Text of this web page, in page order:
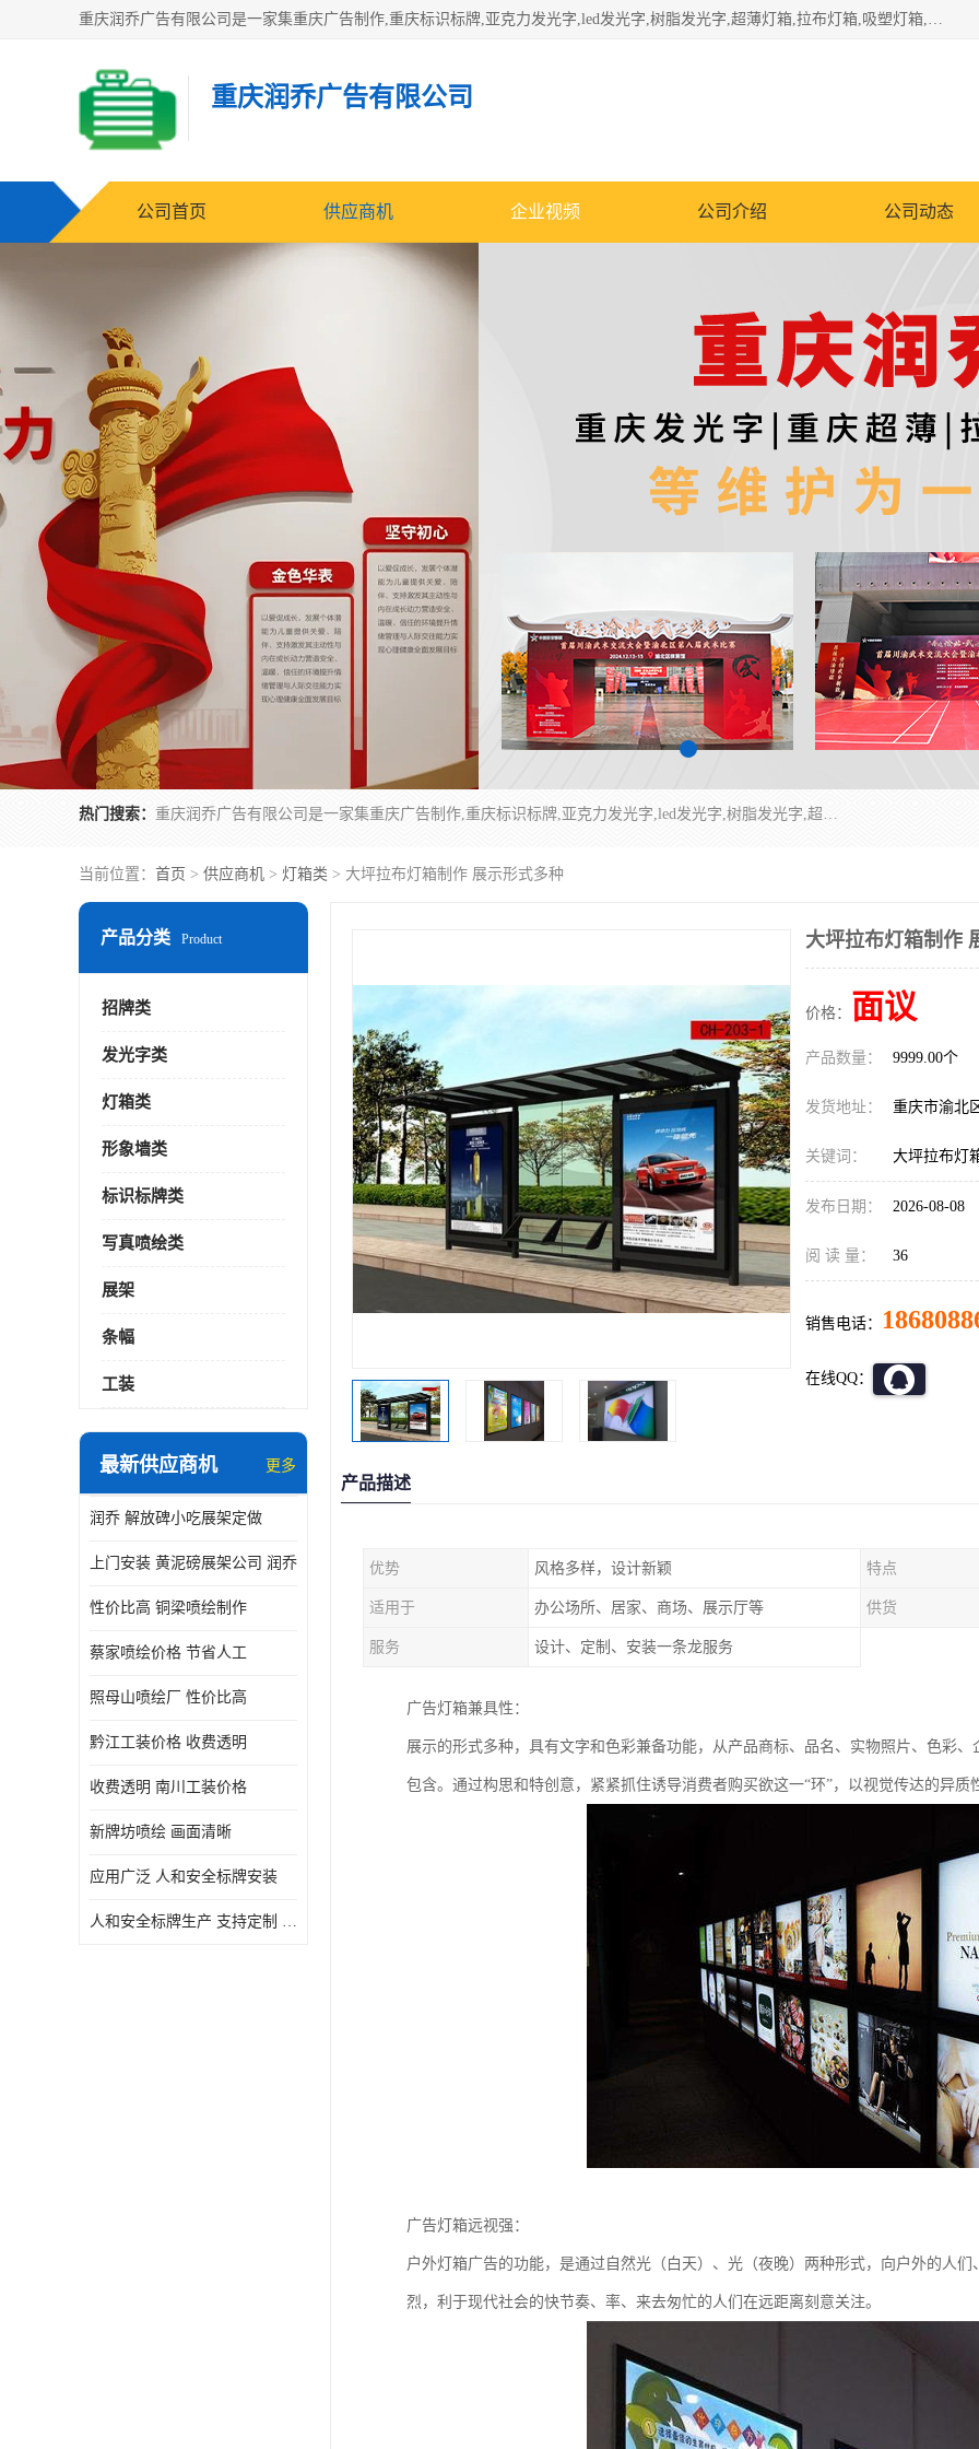
重庆润乔广告有限公司是一家集重庆广告制作,重庆标识标牌,亚克力发光字,led发光字,树脂发光字,超薄灯箱,拉布灯箱,吸塑灯箱,门头招牌,企业形象墙,写真喷绘,x展架,拉网展架,广告展架,条幅,锦旗设计,制作,施工,维护为一体的专业化广告公司.
重庆润乔广告有限公司
公司首页 供应商机 企业视频 公司介绍 公司动态
热门搜索： 重庆润乔广告有限公司是一家集重庆广告制作,重庆标识标牌,亚克力发光字,led发光字,树脂发光字,超薄灯箱,拉布灯箱,吸塑灯箱,门头招牌,企业形象墙,写真喷绘,x展架,拉网展架,广告展架,条幅,锦旗设计,制作,施工,维护为一体的专业化广告公司.
当前位置： 首页 > 供应商机 > 灯箱类 > 大坪拉布灯箱制作 展示形式多种
产品分类 Product
招牌类
发光字类
灯箱类
形象墙类
标识标牌类
写真喷绘类
展架
条幅
工装
最新供应商机 更多
润乔 解放碑小吃展架定做
上门安装 黄泥磅展架公司 润乔
性价比高 铜梁喷绘制作
蔡家喷绘价格 节省人工
照母山喷绘厂 性价比高
黔江工装价格 收费透明
收费透明 南川工装价格
新牌坊喷绘 画面清晰
应用广泛 人和安全标牌安装
人和安全标牌生产 支持定制 润乔
大坪拉布灯箱制作
价格： 面议
产品数量： 9999.00个
发货地址： 重庆市渝北
关键词： 大坪拉布灯
发布日期： 2026-08-08
阅 读 量： 36
销售电话：
在线QQ：
产品描述
优势 风格多样，设计新颖 特点
适用于 办公场所、居家、商场、展示厅等 供货
服务 设计、定制、安装一条龙服务
广告灯箱兼具性：
展示的形式多种，具有文字和色彩兼备功能，从产品商标、品名、实物照片、色彩
包含。通过构思和特创意，紧紧抓住诱导消费者购买欲这一“环”，以视觉传达的异质
广告灯箱远视强：
户外灯箱广告的功能，是通过自然光（白天）、光（夜晚）两种形式，向户外的人
烈，利于现代社会的快节奏、率、来去匆忙的人们在远距离刻意关注。